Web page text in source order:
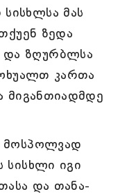
მას
ზედა
და ზღურბლსა
კართა
მიგანთიადმდე
მოსპოლვად
იგი
და თანა-